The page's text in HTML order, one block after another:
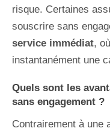
risque. Certaines
souscrire sans
service immédiat,
instantanément une
Quels sont les
sans engagement ?
Contrairement à une